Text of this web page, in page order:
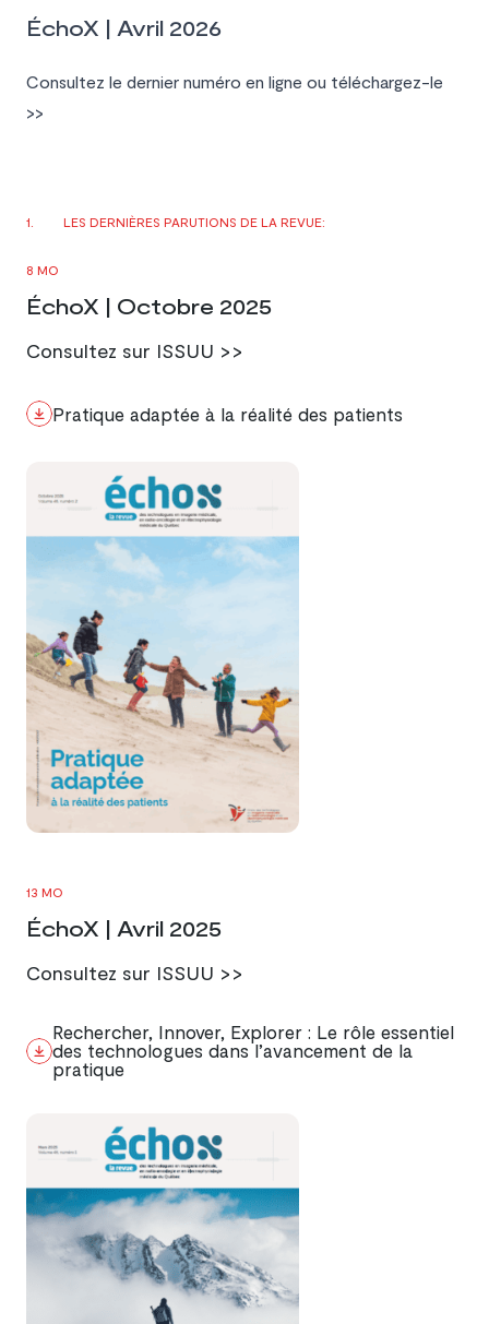
ÉchoX | Avril 2026
Consultez le dernier numéro en ligne ou téléchargez-le
>>
LES DERNIÈRES PARUTIONS DE LA REVUE:
8 MO
ÉchoX | Octobre 2025
Consultez sur ISSUU >>
Pratique adaptée à la réalité des patients
13 MO
ÉchoX | Avril 2025
Consultez sur ISSUU >>
Rechercher, Innover, Explorer : Le rôle essentiel
des technologues dans l’avancement de la
pratique